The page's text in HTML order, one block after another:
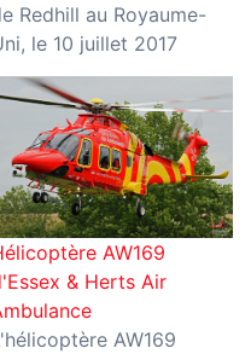
Redhill au Royaume-
le 10 juillet 2017
AW169
& Herts Air
AW169